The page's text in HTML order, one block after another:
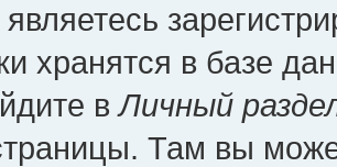
хранятся в базе
вЛичный
Там вы